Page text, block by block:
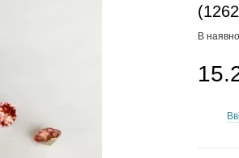
В